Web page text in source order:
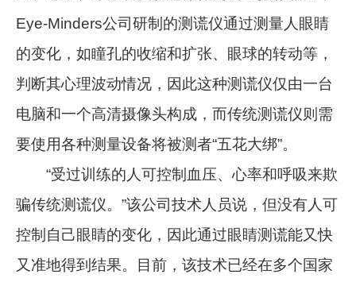
Eye-Minders公司研制的测谎仪通过测量人眼睛
的变化，如瞳孔的收缩和扩张、眼球的转动等，
判断其心理波动情况，因此这种测谎仪仅由一台
电脑和一个高清摄像头构成，而传统测谎仪则需
要使用各种测量设备将被测者“五花大绑”。
“受过训练的人可控制血压、心率和呼吸来欺
骗传统测谎仪。”该公司技术人员说，但没有人可
控制自己眼睛的变化，因此通过眼睛测谎能又快
又准地得到结果。目前，该技术已经在多个国家